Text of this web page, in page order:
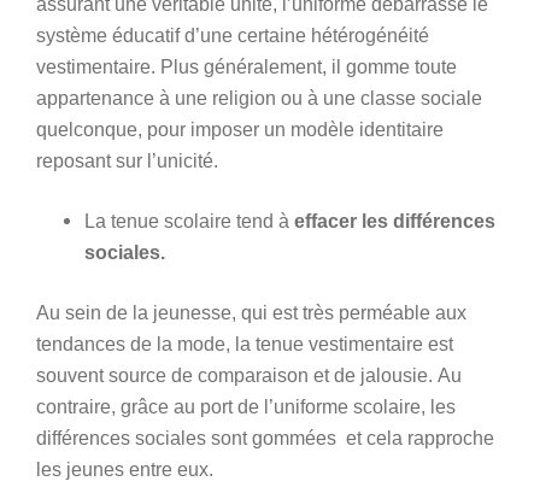
système éducatif d’une certaine hétérogénéité
vestimentaire. Plus généralement, il gomme toute
appartenance à une religion ou à une classe sociale
quelconque, pour imposer un modèle identitaire
reposant sur l’unicité.
La tenue scolaire tend à effacer les différences
sociales.
Au sein de la jeunesse, qui est très perméable aux
tendances de la mode, la tenue vestimentaire est
souvent source de comparaison et de jalousie. Au
contraire, grâce au port de l’uniforme scolaire, les
différences sociales sont gommées et cela rapproche
les jeunes entre eux.